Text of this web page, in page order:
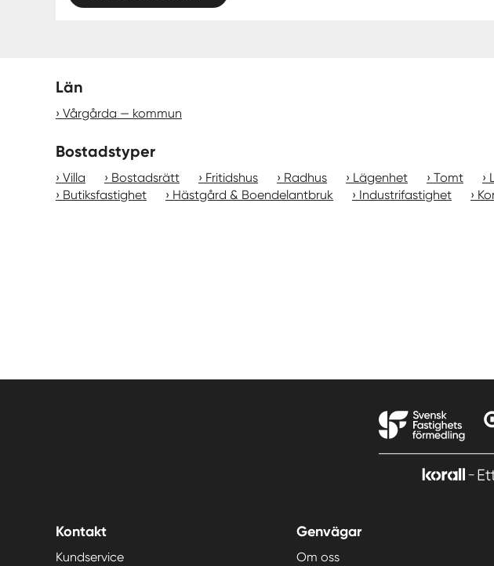
Län
Vårgårda — kommun
Bostadstyper
Villa Bostadsrätt Fritidshus Radhus Lägenhet Tomt
Butiksfastighet
Hästgård & Boendelantbruk Industrifastighet
Kontakt
Kundservice
Genvägar
Om oss